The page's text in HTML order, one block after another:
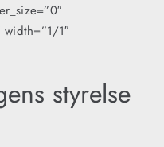
1″
styrelse